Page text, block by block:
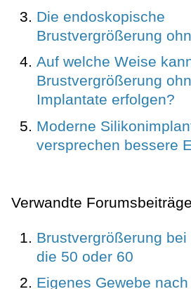
Die endoskopische
Brustvergrößerung
Auf welche Weise
Brustvergrößerung
Implantate erfolgen?
Moderne
versprechen bessere
Verwandte Forumsbeiträge
Brustvergrößerung bei
die 50 oder 60
Eigenes Gewebe nach